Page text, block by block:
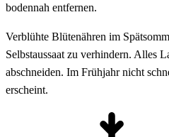
bodennah entfernen.
Verblühte Blütenähren im
Selbstaussaat zu verhindern. Alles
abschneiden. Im Frühjahr nicht
erscheint.